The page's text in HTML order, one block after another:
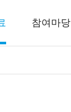
참여마당